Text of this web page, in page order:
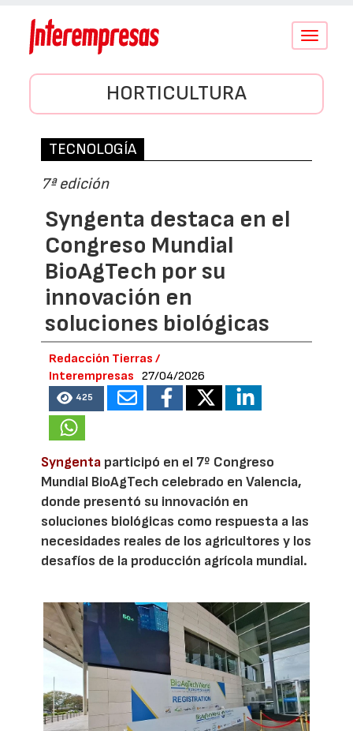
Conmutar
HORTICULTURA
TECNOLOGÍA
7ª edición
Syngenta destaca en el
Congreso Mundial
BioAgTech por su
innovación en
soluciones biológicas
Redacción Tierras /
Interempresas
27/04/2026
425
Syngenta participó en el 7º Congreso
Mundial BioAgTech celebrado en Valencia,
donde presentó su innovación en
soluciones biológicas como respuesta a las
necesidades reales de los agricultores y los
desafíos de la producción agrícola mundial.